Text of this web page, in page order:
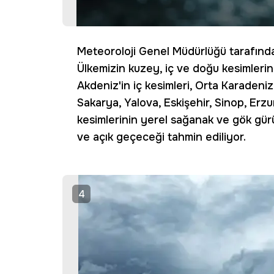
Meteoroloji Genel Müdürlüğü
Ülkemizin kuzey, iç ve doğu
Akdeniz'in iç kesimleri, Orta Karadeniz
Sakarya, Yalova, Eskişehir, Sinop,
kesimlerinin yerel sağanak ve gök
ve açık geçeceği tahmin ediliyor.
4